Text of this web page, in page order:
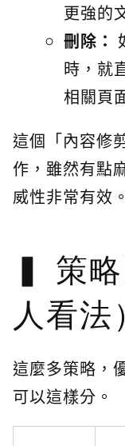
更強的
刪除：
時，就
相關頁
這個「內容修
作，雖然有點
威性非常有效。
策
人看法
這麼多策略，
可以這樣分。